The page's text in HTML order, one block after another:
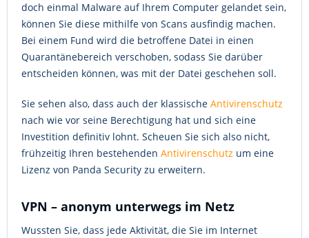
doch einmal Malware auf Ihrem Computer gelandet sein,
können Sie diese mithilfe von Scans ausfindig machen.
Bei einem Fund wird die betroffene Datei in einen
Quarantänebereich verschoben, sodass Sie darüber
entscheiden können, was mit der Datei geschehen soll.
Sie sehen also, dass auch der klassische Antivirenschutz
nach wie vor seine Berechtigung hat und sich eine
Investition definitiv lohnt. Scheuen Sie sich also nicht,
frühzeitig Ihren bestehenden Antivirenschutz um eine
Lizenz von Panda Security zu erweitern.
VPN – anonym unterwegs im Netz
Wussten Sie, dass jede Aktivität, die Sie im Internet